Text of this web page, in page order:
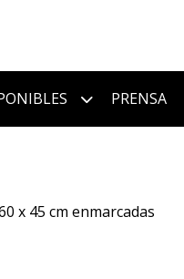
PRENSA
x 45 cm enmarcadas